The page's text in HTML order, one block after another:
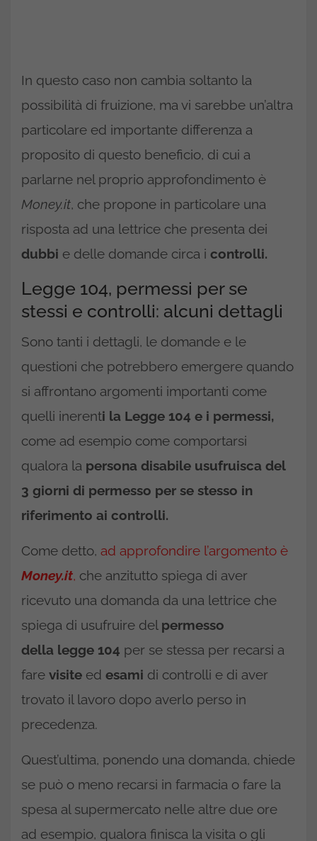
In questo caso non cambia soltanto la
possibilità di fruizione, ma vi sarebbe un’altra
particolare ed importante differenza a
proposito di questo beneficio, di cui a
parlarne nel proprio approfondimento è
Money.it, che propone in particolare una
risposta ad una lettrice che presenta dei
dubbi e delle domande circa i controlli.
Legge 104, permessi per se
stessi e controlli: alcuni dettagli
Sono tanti i dettagli, le domande e le
questioni che potrebbero emergere quando
si affrontano argomenti importanti come
quelli inerenti la Legge 104 e i permessi,
come ad esempio come comportarsi
qualora la persona disabile usufruisca del
3 giorni di permesso per se stesso in
riferimento ai controlli.
Come detto, ad approfondire l’argomento è
Money.it, che anzitutto spiega di aver
ricevuto una domanda da una lettrice che
spiega di usufruire del permesso
della legge 104 per se stessa per recarsi a
fare visite ed esami di controlli e di aver
trovato il lavoro dopo averlo perso in
precedenza.
Quest’ultima, ponendo una domanda, chiede
se può o meno recarsi in farmacia o fare la
spesa al supermercato nelle altre due ore
ad esempio, qualora finisca la visita o gli